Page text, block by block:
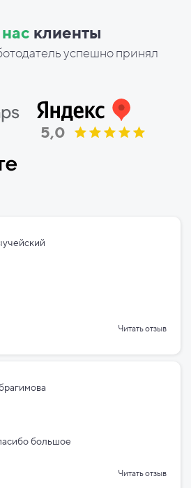
клиенты
успешно принял
5,0
Читать отзыв
большое
Читать отзыв